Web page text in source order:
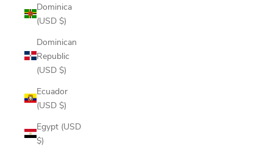
Dominica
(USD $)
Dominican
Republic
(USD $)
Ecuador
(USD $)
Egypt (USD
$)